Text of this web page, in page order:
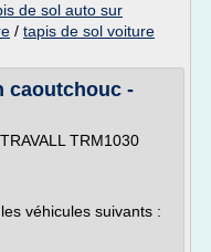
de sol auto sur
/ tapis de sol voiture
caoutchouc -
TRM1030
véhicules suivants :